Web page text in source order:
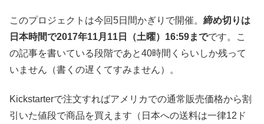
このプロジェクトは今回5日間かぎりで開催。 締め切りは
日本時間で2017年11月11日（土曜）16:59までです。こ
の記事を書いている段階であと40時間くらいしか残って
いません（書くの遅くてすみません）。
Kickstarterで注文すればアメリカでの通常販売価格から割
引いた値段で商品を買えます（日本への送料は一律12ド